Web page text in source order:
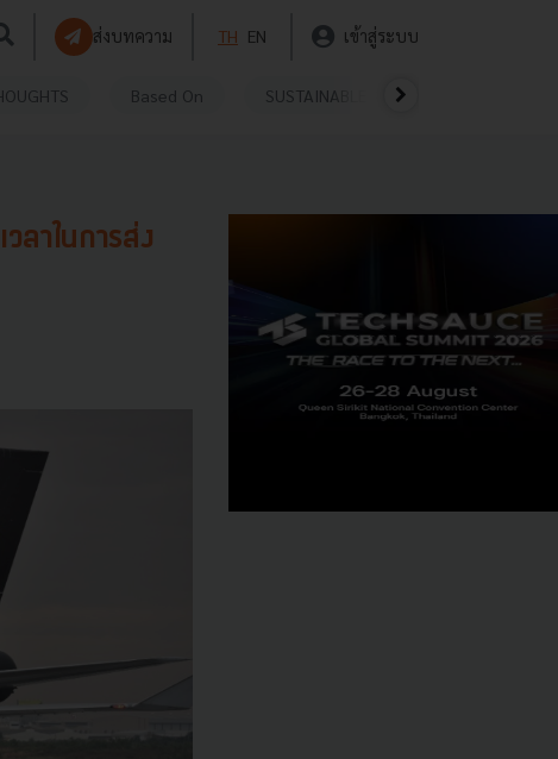
ส่งบทความ TH EN เข้าสู่ระบบ
Based On SUSTAINABLE
ลาในการส่ง